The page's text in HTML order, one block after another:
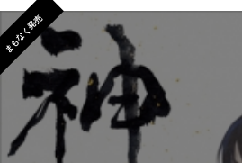
まもなく発売